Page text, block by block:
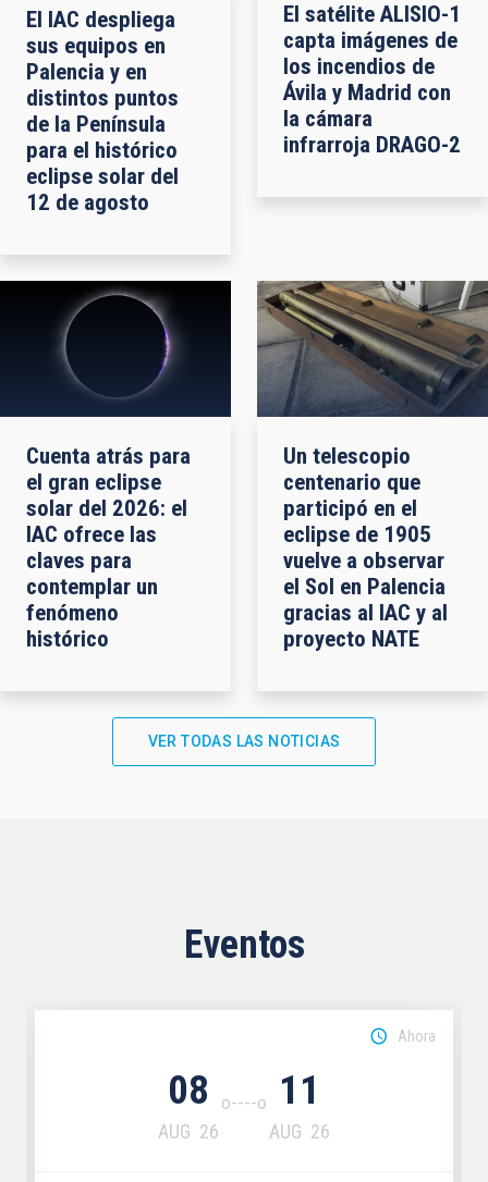
El IAC despliega
sus equipos en
Palencia y en
distintos puntos
de la Península
para el histórico
eclipse solar del
12 de agosto
El satélite ALISIO-1
capta imágenes de
los incendios de
Ávila y Madrid con
la cámara
infrarroja DRAGO-2
Cuenta atrás para
el gran eclipse
solar del 2026: el
IAC ofrece las
claves para
contemplar un
fenómeno
histórico
Un telescopio
centenario que
participó en el
eclipse de 1905
vuelve a observar
el Sol en Palencia
gracias al IAC y al
proyecto NATE
VER TODAS LAS NOTICIAS
Eventos
08
AUG 26
11
AUG 26
Ahora